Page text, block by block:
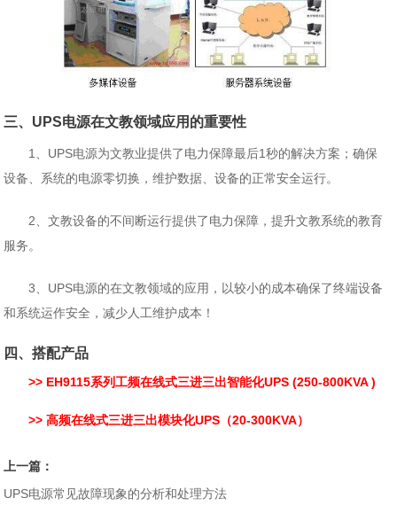
三、UPS电源在文教领域应用的重要性
1、UPS电源为文教业提供了电力保障最后1秒的解决方案；确保
设备、系统的电源零切换，维护数据、设备的正常安全运行。
2、文教设备的不间断运行提供了电力保障，提升文教系统的教育
服务。
3、UPS电源的在文教领域的应用，以较小的成本确保了终端设备
和系统运作安全，减少人工维护成本！
四、搭配产品
>> EH9115系列工频在线式三进三出智能化UPS (250-800KVA )
>> 高频在线式三进三出模块化UPS（20-300KVA）
上一篇：
UPS电源常见故障现象的分析和处理方法